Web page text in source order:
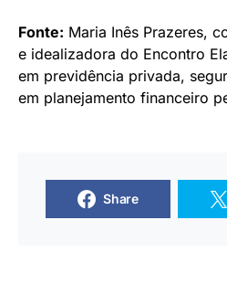
Fonte: Maria Inês Prazeres,
e idealizadora do Encontro
em previdência privada,
em planejamento financeiro
Share